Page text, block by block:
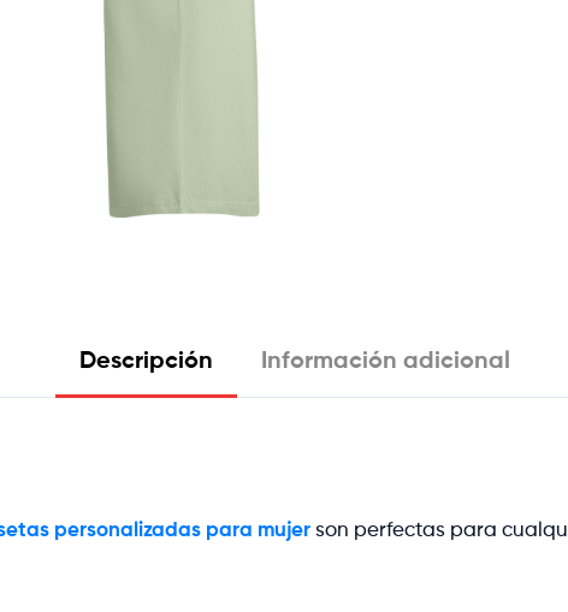
Descripción Información adicional
personalizadas para mujer son perfectas para